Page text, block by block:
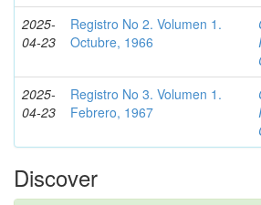
2025-
04-23
Registro No 2. Volumen 1.
Octubre, 1966
2025-
04-23
Registro No 3. Volumen 1.
Febrero, 1967
Discover